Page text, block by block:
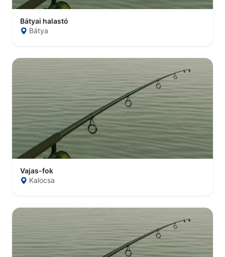
Bátyai halastó
Bátya
Vajas-fok
Kalocsa